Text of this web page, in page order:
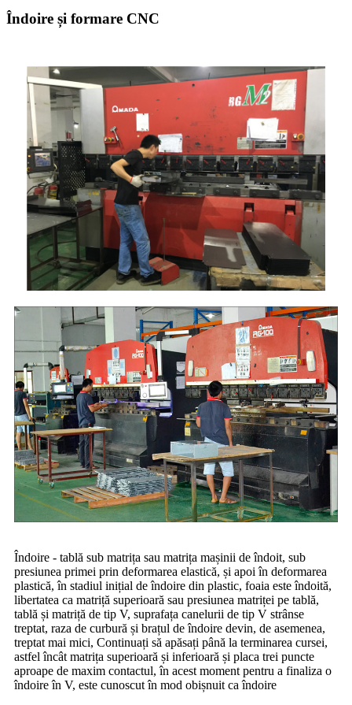
Îndoire și formare CNC
Îndoire - tablă sub matrița sau matrița mașinii de îndoit, sub
presiunea primei prin deformarea elastică, și apoi în deformarea
plastică, în stadiul inițial de îndoire din plastic, foaia este îndoită,
libertatea ca matriță superioară sau presiunea matriței pe tablă,
tablă și matriță de tip V, suprafața canelurii de tip V strânse
treptat, raza de curbură și brațul de îndoire devin, de asemenea,
treptat mai mici, Continuați să apăsați până la terminarea cursei,
astfel încât matrița superioară și inferioară și placa trei puncte
aproape de maxim contactul, în acest moment pentru a finaliza o
îndoire în V, este cunoscut în mod obișnuit ca îndoire